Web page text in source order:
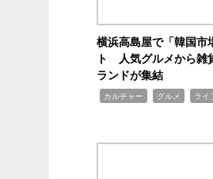
横浜高島屋で「韓国市
ト 人気グルメから雑
ランドが集結
カルチャー グルメ ライ